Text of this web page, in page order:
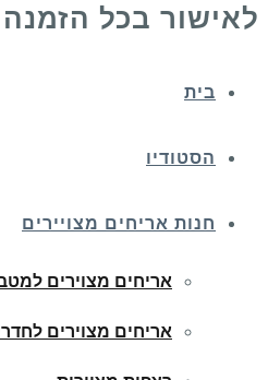
לאישור בכל
בית
הסטודיו
חנות אריחים מצויירים
אריחים מצוירים
אריחים מצוירים